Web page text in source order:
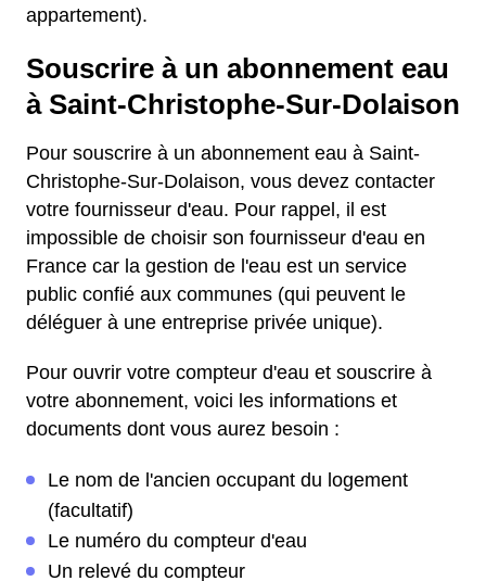
appartement).
Souscrire à un abonnement eau
à Saint-Christophe-Sur-Dolaison
Pour souscrire à un abonnement eau à Saint-
Christophe-Sur-Dolaison, vous devez contacter
votre fournisseur d'eau. Pour rappel, il est
impossible de choisir son fournisseur d'eau en
France car la gestion de l'eau est un service
public confié aux communes (qui peuvent le
déléguer à une entreprise privée unique).
Pour ouvrir votre compteur d'eau et souscrire à
votre abonnement, voici les informations et
documents dont vous aurez besoin :
Le nom de l'ancien occupant du logement
(facultatif)
Le numéro du compteur d'eau
Un relevé du compteur